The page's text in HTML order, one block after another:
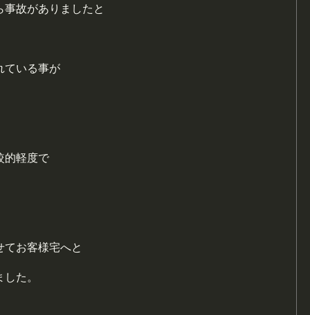
故がありましたと
ている事が
的軽度で
お客様宅へと
た。